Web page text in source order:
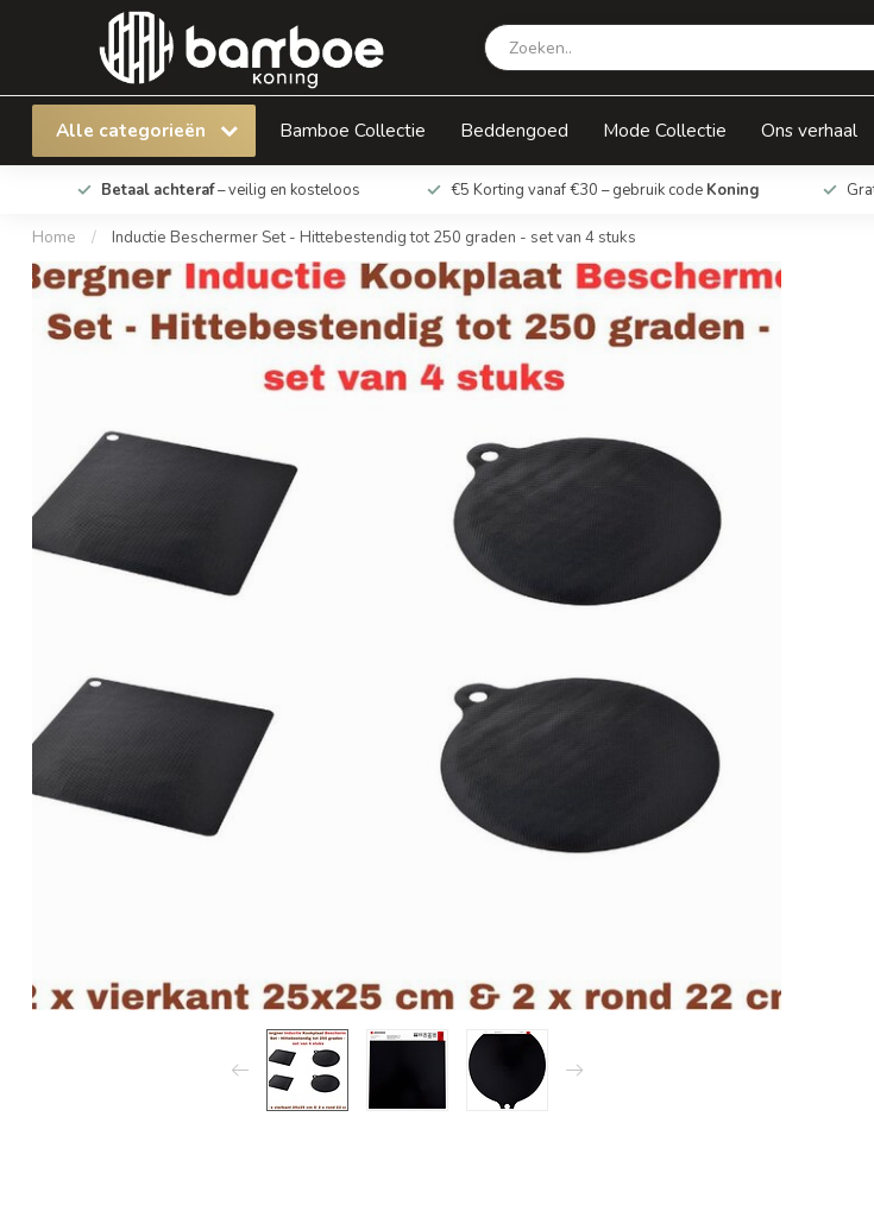
Alle categorieën Bamboe Collectie Beddengoed Mode Collectie Ons verhaal
Betaal achteraf– veilig en kosteloos €5 Korting vanaf €30 – gebruik code Koning
Home / Inductie Beschermer Set - Hittebestendig tot 250 graden - set van 4 stuks
Inductie Beschermer Set - Hittebestendig tot 250 graden - set van 4 stuks